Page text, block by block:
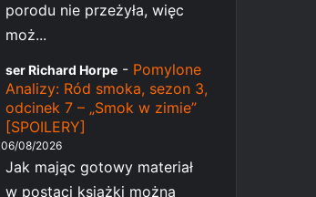
porodu nie przeżyła, więc
moż...
ser Richard Horpe - Pomylone
Analizy: Ród smoka, sezon 3,
odcinek 7 – „Smok w zimie”
[SPOILERY]
06/08/2026
Jak mając gotowy materiał
w postaci książki można